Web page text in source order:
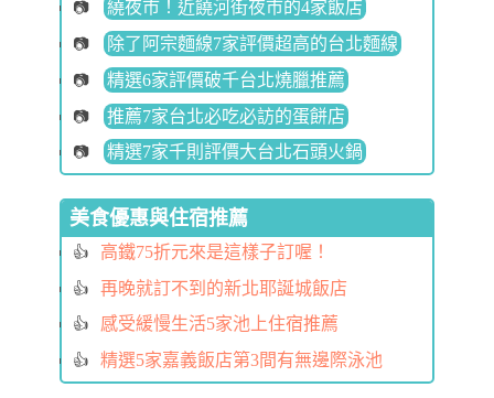
繞夜市！近饒河街夜市的4家飯店
除了阿宗麵線7家評價超高的台北麵線
精選6家評價破千台北燒臘推薦
推薦7家台北必吃必訪的蛋餅店
精選7家千則評價大台北石頭火鍋
美食優惠與住宿推薦
高鐵75折元來是這樣子訂喔！
再晚就訂不到的新北耶誕城飯店
感受緩慢生活5家池上住宿推薦
精選5家嘉義飯店第3間有無邊際泳池